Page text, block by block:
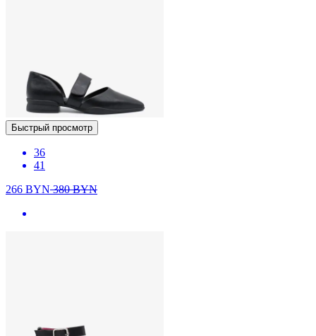
Быстрый просмотр
36
41
266 BYN380BYN